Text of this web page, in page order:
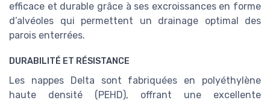
efficace et durable grâce à ses excroissances en forme
d’alvéoles qui permettent un drainage optimal des
parois enterrées.
DURABILITÉ ET RÉSISTANCE
Les nappes Delta sont fabriquées en polyéthylène
haute densité (PEHD), offrant une excellente